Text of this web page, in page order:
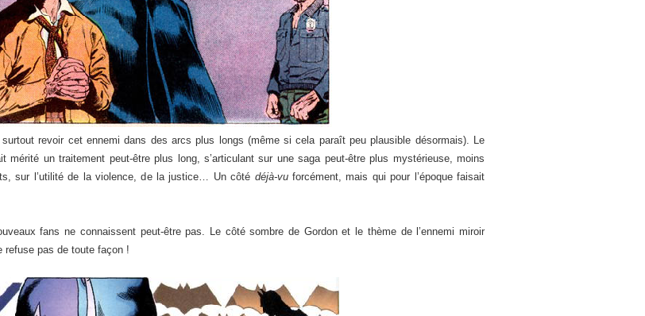
revoir cet ennemi dans des arcs plus longs (même si cela paraît peu plausible désormais). Le
mérité un traitement peut-être plus long, s’articulant sur une saga peut-être plus mystérieuse, moins
sur l’utilité de la violence, de la justice… Un côté déjà-vuforcément, mais qui pour l’époque faisait
fans ne connaissent peut-être pas. Le côté sombre de Gordon et le thème de l’ennemi miroir
refuse pas de toute façon !